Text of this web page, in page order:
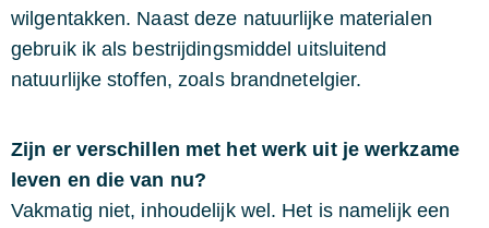
wilgentakken. Naast deze natuurlijke materialen
gebruik ik als bestrijdingsmiddel uitsluitend
natuurlijke stoffen, zoals brandnetelgier.
Zijn er verschillen met het werk uit je werkzame
leven en die van nu?
Vakmatig niet, inhoudelijk wel. Het is namelijk een